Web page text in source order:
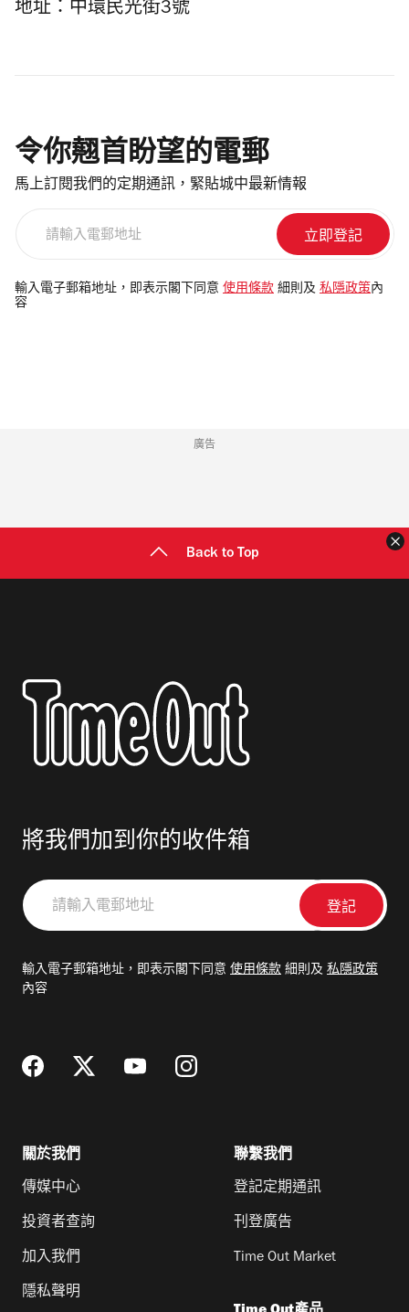
地址：中環民光街3號
令你翹首盼望的電郵
馬上訂閱我們的定期通訊，緊貼城中最新情報
電
郵
輸入電子郵箱地址，即表示閣下同意 使用條款 細則及 私隱政策 內
容
廣告
Back to Top
將我們加到你的收件箱
請
輸
郵
輸入電子郵箱地址，即表示閣下同意 使用條款 細則及 私隱政策
內容
關於我們
傳媒中心
投資者查詢
加入我們
隱私聲明
聯繫我們
登記定期通訊
刊登廣告
Time Out Market